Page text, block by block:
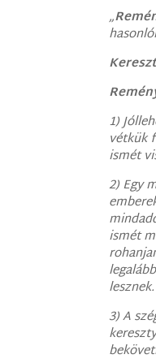
„
1)
vétkük
ismét
2) Egy
ismét
lesznek.
3) A